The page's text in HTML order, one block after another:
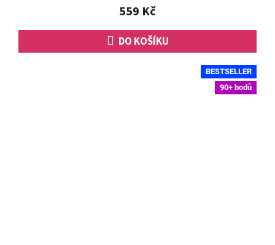
5
hvězdiček.
559 Kč
DO KOŠÍKU
BESTSELLER
90+ bodů